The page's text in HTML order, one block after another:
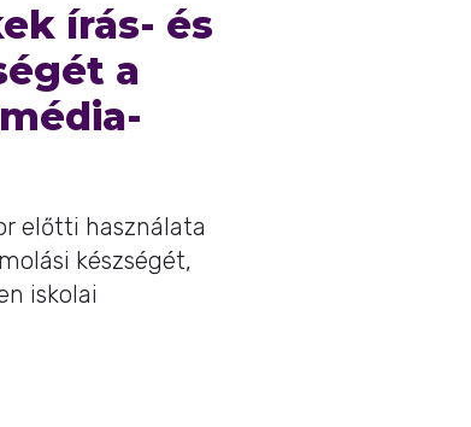
írás- és
a
előtti használata
készségét,
iskolai